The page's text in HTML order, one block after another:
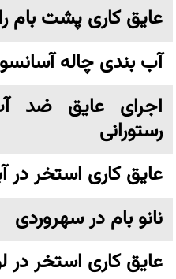
عایق کاری پشت بام
آب بندی چاله
اجرای عایق ضد
رستورانی
عایق کاری استخر در
نانو بام در سهروردی
عایق کاری استخر در